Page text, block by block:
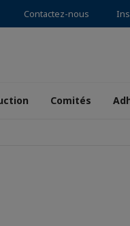
Contactez-nous
Comités